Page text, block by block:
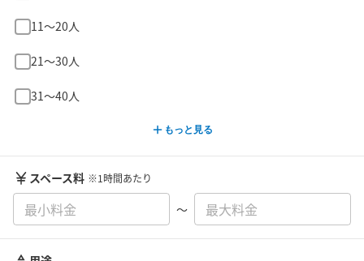
11〜20人
21〜30人
31〜40人
もっと見る
スペース料 ※1時間あたり
〜